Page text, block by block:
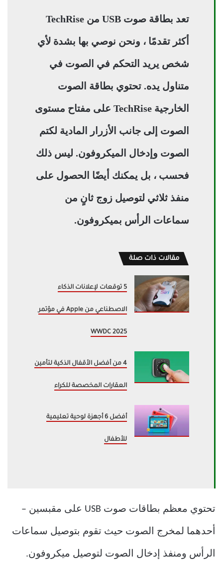
تعد بطاقة صوت USB من TechRise
أكثر تقدمًا ، ونحن نوصي بها بشدة لأي
شخص يريد التحكم في الصوت في
متناول يده. تحتوي بطاقة الصوت
الخارجية TechRise على مفتاح مستوى
الصوت إلى جانب الأزرار المادية لكتم
الصوت وإدخال الميكروفون. ليس ذلك
فحسب ، بل يمكنك أيضًا الحصول على
منفذ ثلاثي لتوصيل زوج ثانٍ من
سماعات الرأس بميكروفون.
مقالات ذات صلة
5 توقعات لإعلانات الذكاء
الاصطناعي من Apple في مؤتمر
WWDC 2025
4 من أفضل الأقفال الذكية لتأمين
العقارات المخصصة للكراء
أفضل 6 أجهزة لوحية تعليمية
للأطفال
تحتوي معظم بطاقات صوت USB على مقبسين –
أحدهما لمخرج الصوت حيث تقوم بتوصيل سماعات
الرأس ومنفذ إدخال الصوت لتوصيل ميكروفون.